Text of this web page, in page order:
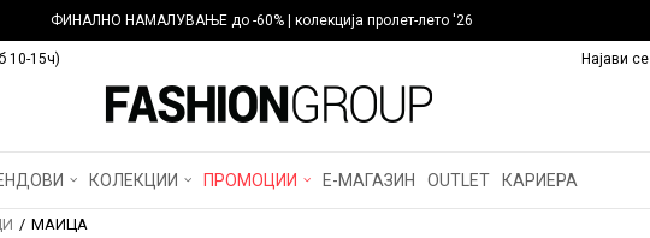
ФИНАЛНО НАМАЛУВАЊЕ до -60% | колекција пролет-лето '26
10-15ч) Најави се
КОЛЕКЦИИ ПРОМОЦИИ Е-МАГАЗИН OUTLET КАРИЕРА
МАИЦА